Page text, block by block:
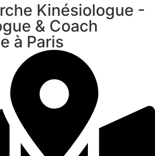
Kinésiologue -
& Coach
à Paris